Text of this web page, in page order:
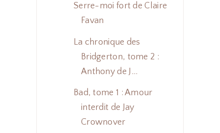
Serre-moi fort de Claire
Favan
La chronique des
Bridgerton, tome 2 :
Anthony de J...
Bad, tome 1 : Amour
interdit de Jay
Crownover